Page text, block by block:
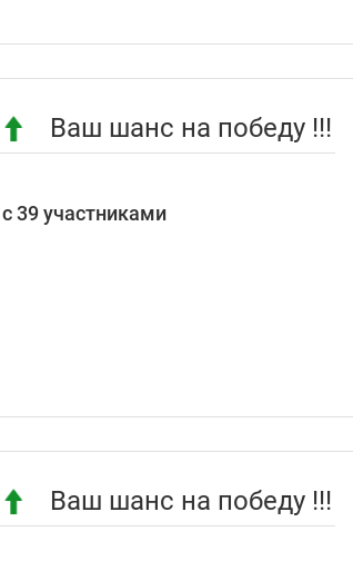
Ваш шанс на победу !!!
39 участниками
Ваш шанс на победу !!!